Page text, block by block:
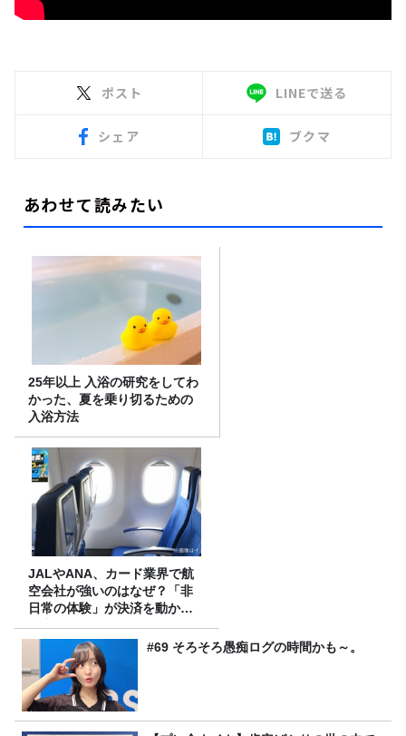
ポスト LINEで送る
シェア ブクマ
あわせて読みたい
25年以上 入浴の研究をしてわ
かった、夏を乗り切るための
入浴方法
JALやANA、カード業界で航
空会社が強いのはなぜ？「非
日常の体験」が決済を動かす
理由
#69 そろそろ愚痴ログの時間かも～。